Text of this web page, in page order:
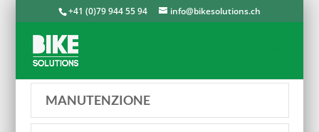
+41 (0)79 944 55 94 info@bikesolutions.ch
MANUTENZIONE